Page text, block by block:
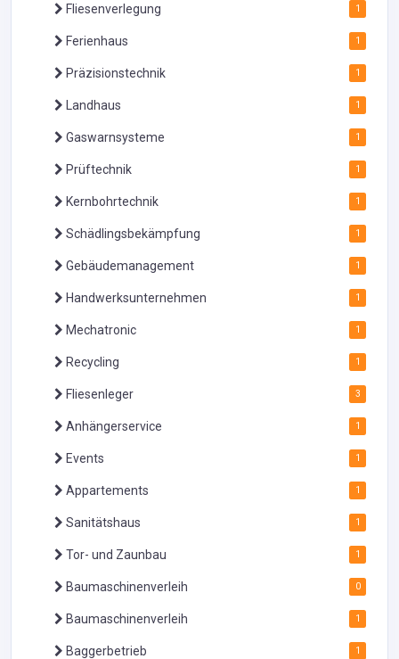
Fliesenverlegung 1
Ferienhaus 1
Präzisionstechnik 1
Landhaus 1
Gaswarnsysteme 1
Prüftechnik 1
Kernbohrtechnik 1
Schädlingsbekämpfung 1
Gebäudemanagement 1
Handwerksunternehmen 1
Mechatronic 1
Recycling 1
Fliesenleger 3
Anhängerservice 1
Events 1
Appartements 1
Sanitätshaus 1
Tor- und Zaunbau 1
Baumaschinenverleih 0
Baumaschinenverleih 1
Baggerbetrieb 1